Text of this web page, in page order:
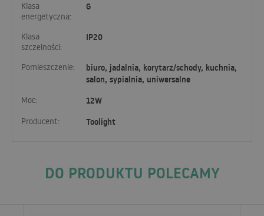
Klasa
energetyczna:
G
Klasa
szczelności:
IP20
Pomieszczenie:
biuro, jadalnia, korytarz/schody, kuchnia,
salon, sypialnia, uniwersalne
Moc: 12W
Producent: Toolight
DO PRODUKTU POLECAMY